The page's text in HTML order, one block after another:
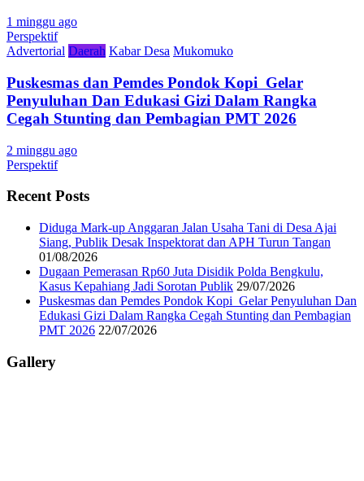
1 minggu ago
Perspektif
Advertorial Daerah Kabar Desa Mukomuko
Puskesmas dan Pemdes Pondok Kopi Gelar
Penyuluhan Dan Edukasi Gizi Dalam Rangka
Cegah Stunting dan Pembagian PMT 2026
2 minggu ago
Perspektif
Recent Posts
Diduga Mark-up Anggaran Jalan Usaha Tani di Desa Ajai
Siang, Publik Desak Inspektorat dan APH Turun Tangan
01/08/2026
Dugaan Pemerasan Rp60 Juta Disidik Polda Bengkulu,
Kasus Kepahiang Jadi Sorotan Publik 29/07/2026
Puskesmas dan Pemdes Pondok Kopi Gelar Penyuluhan Dan
Edukasi Gizi Dalam Rangka Cegah Stunting dan Pembagian
PMT 2026 22/07/2026
Gallery